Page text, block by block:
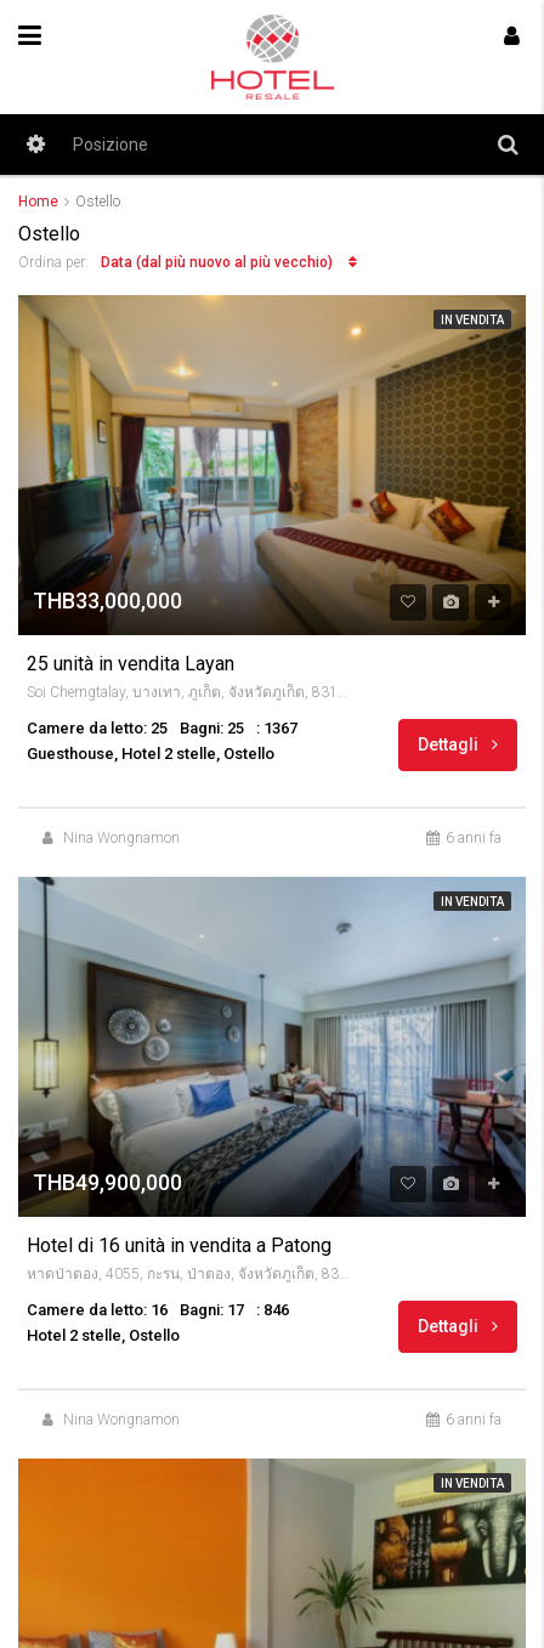
Home Ostello
Ostello
Ordina per: Data (dal più nuovo al più vecchio)
IN VENDITA
THB33,000,000
25 unità in vendita Layan
Soi Cherngtalay, บางเทา, ภูเก็ต, จังหวัดภูเก็ต, 83110, Thailandia
Camere da letto: 25 Bagni: 25
: 1367
Guesthouse, Hotel 2 stelle, Ostello
Dettagli
Nina Wongnamon 6 anni fa
IN VENDITA
THB49,900,000
Hotel di 16 unità in vendita a Patong
หาดป่าตอง, 4055, กะรน, ป่าตอง, จังหวัดภูเก็ต, 83150, Thailandia
Camere da letto: 16 Bagni: 17
: 846
Hotel 2 stelle, Ostello
Dettagli
Nina Wongnamon 6 anni fa
IN VENDITA